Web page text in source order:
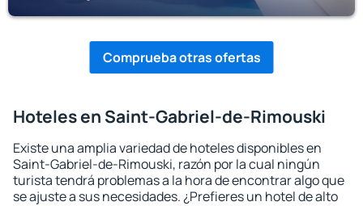
Comprueba otras ofertas
Hoteles en Saint-Gabriel-de-Rimouski
Existe una amplia variedad de hoteles disponibles en
Saint-Gabriel-de-Rimouski, razón por la cual ningún
turista tendrá problemas a la hora de encontrar algo que
se ajuste a sus necesidades. ¿Prefieres un hotel de alto